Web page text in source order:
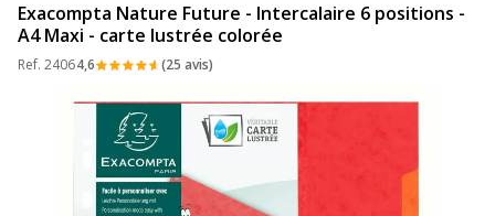
Exacompta Nature Future - Intercalaire 6 positions -
A4 Maxi - carte lustrée colorée
Ref. 24064,6 (25 avis)